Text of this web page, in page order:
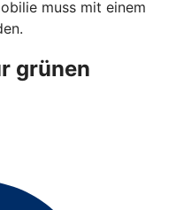
muss mit einem
grünen